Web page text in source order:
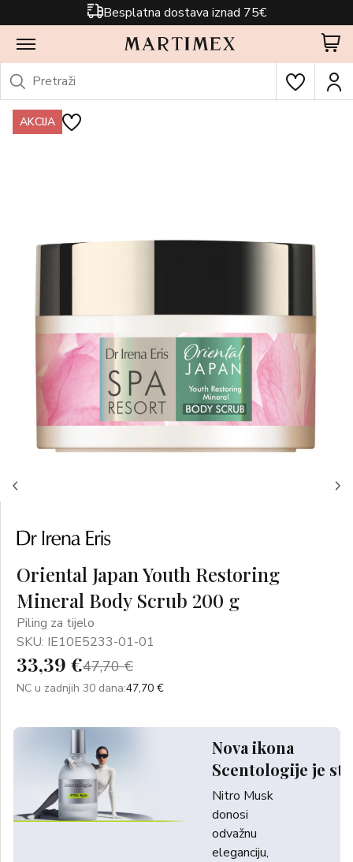
Besplatna dostava iznad 75€
AKCIJA
Oriental Japan Youth Restoring
Mineral Body Scrub 200 g
Piling za tijelo
SKU: IE10E5233-01-01
33,39 €47,70 €
NC u zadnjih 30 dana:47,70 €
Nova ikona
Scentologije je
Nitro Musk
donosi
odvažnu
eleganciju,